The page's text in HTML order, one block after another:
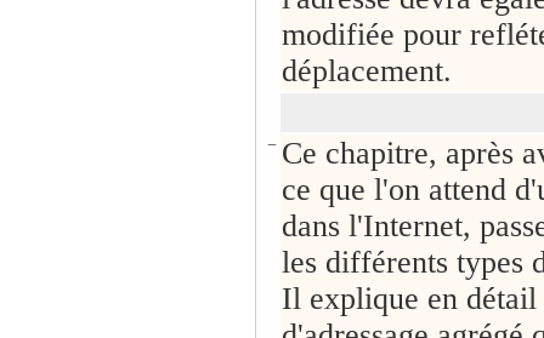
modifiée pour
déplacement.
− Ce chapitre, après
ce que l'on attend
dans l'Internet,
les différents types
Il explique en